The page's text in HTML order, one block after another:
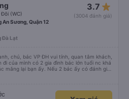
(WC)
3.7 star_rate
(3004 đánh giá)
An Sương, Quận 12
Đà Lạt
chú, bác VP ĐH vui tính, quan tâm khách,
mắng lại bạn ấy. Nếu 2 bác ấy có đánh giá
nhắc nhở rất đúng. 2 bác nói rất to. To
bảo bạn ấy liên hệ sđt của mình, mình hỗ